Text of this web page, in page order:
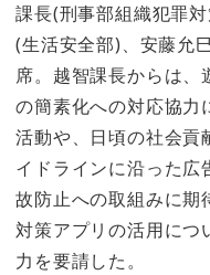
課長(刑事部組織犯罪
(生活安全部)、安藤允
席。越智課長からは、
の簡素化への対応協力
活動や、日頃の社会貢
イドラインに沿った
故防止への取組みに期
対策アプリの活用につ
力を要請した。